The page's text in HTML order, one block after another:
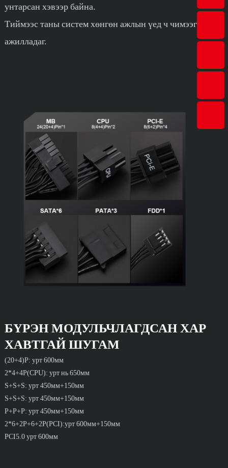
унтарсан хэвээр байна.
Тиймээс таны систем хөнгөн ажлын үед ч чимээгүй
ажилладаг.
БҮРЭН МОДУЛЬЧЛАГДСАН ХАР
ХАВТГАЙ ШУГАМ
(20+4)P: урт 600мм
2*4+4P(CPU): урт нь 650мм
S+S+S: урт 450мм+150мм
S+S+S: урт 450мм+150мм
P+P+P: урт 450мм+150мм
2*6+2P+6+2P(PCI):урт 600мм+150мм
PCI5.0 урт 600мм